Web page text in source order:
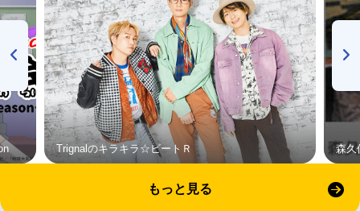
Trignalのキラキラ☆ビートＲ 森久
もっと見る